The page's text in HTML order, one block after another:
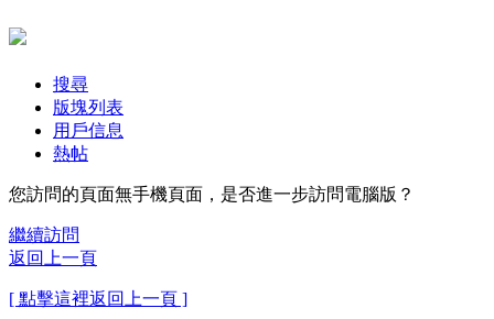
搜尋
版塊列表
用戶信息
熱帖
您訪問的頁面無手機頁面，是否進一步訪問電腦版？
繼續訪問
返回上一頁
[ 點擊這裡返回上一頁 ]